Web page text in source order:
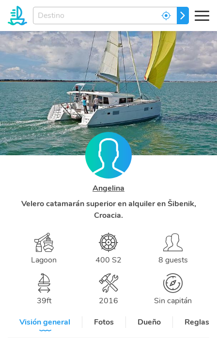
Ingrese
el
destino
sus
sueños...
IR
Angelina
Velero catamarán superior en alquiler en Šibenik,
Croacia.
Lagoon 400 S2 8 guests
39ft 2016
Sin capitán
Visión general
Fotos Dueño Reglas